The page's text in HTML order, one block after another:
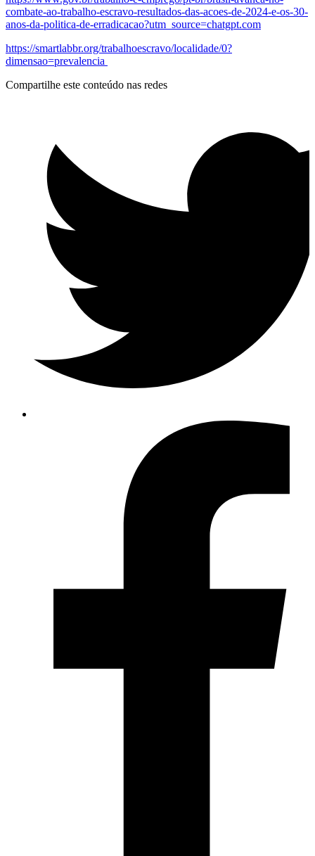
combate-ao-trabalho-escravo-resultados-das-acoes-de-2024-e-os-30-
anos-da-politica-de-erradicacao?utm_source=chatgpt.com
https://smartlabbr.org/trabalhoescravo/localidade/0?
dimensao=prevalencia
Compartilhe este conteúdo nas redes